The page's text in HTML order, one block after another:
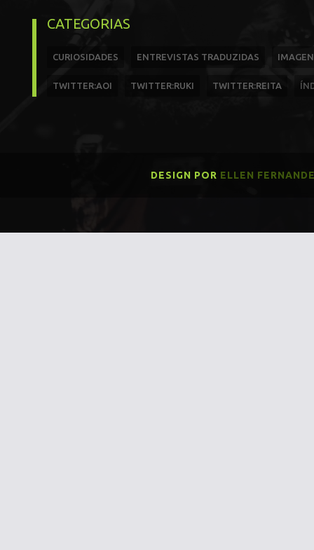
CATEGORIAS
CURIOSIDADES ENTREVISTAS TRADUZIDAS
TWITTER:AOI TWITTER:RUKI TWITTER:REITA
DESIGN POR ELLEN